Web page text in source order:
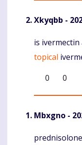
Xkyqbb -
Komentaras
is
topical
0
0
Mbxgno -
Komentaras